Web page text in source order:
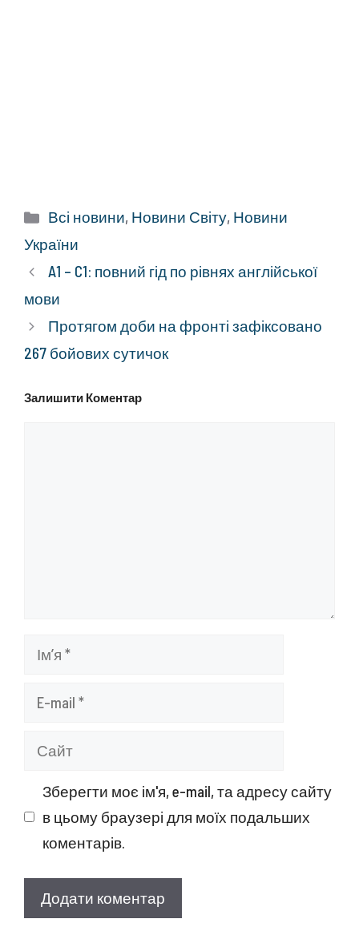
Категорії
Всі новини, Новини Світу, Новини
України
A1 – C1: повний гід по рівнях англійської
мови
Протягом доби на фронті зафіксовано
267 бойових сутичок
Залишити Коментар
Ім’я
Сайт
Зберегти моє ім'я, e-mail, та адресу сайту
в цьому браузері для моїх подальших
коментарів.